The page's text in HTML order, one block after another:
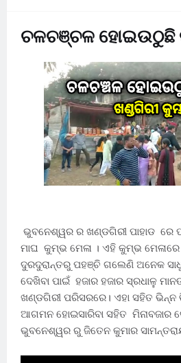
ଚଳଚଞ୍ଚଳ ହୋଇଉଠୁଛି
ଭୁବନେଶ୍ୱର ର ଖଣ୍ଡଗିରୀ ପାହାଡ ରେ
ମାଘ କୁମ୍ଭ ମେଳା । ଏହି କୁମ୍ଭ
ଦୁରଦୁରାନ୍ତରୁ ପହଞ୍ଚି ଗଲେଣି ଅନେକ
ଦେଖିବା ପାଇଁ ହଜାର ହଜାର ସ୍ରଧାଳୁ
ଖଣ୍ଡଗିରୀ ପରିସରରେ। ଏହା ସହିତ ଭିନ୍ନ
ଆଗମନ ହୋଇସାରିବା ସହିତ ମିନାବଜାର
ଭୁବନେଶ୍ୱର ରୁ ଜିତେନ କୁମାର